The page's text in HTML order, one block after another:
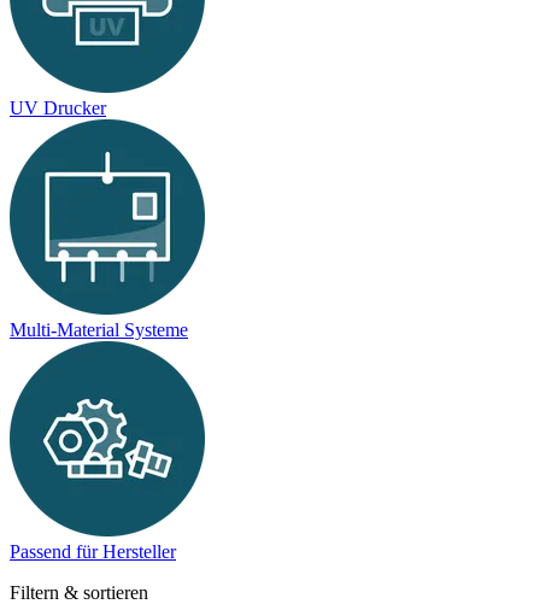
UV Drucker
Multi-Material Systeme
Passend für Hersteller
Filtern & sortieren